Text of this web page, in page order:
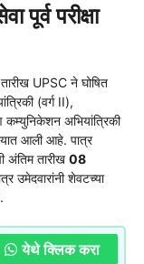
पूर्व परीक्षा
तारीख UPSC ने घोषित
(वर्ग II),
कम्युनिकेशन अभियांत्रिकी
आली आहे. पात्र
अंतिम तारीख 08
उमेदवारांनी शेवटच्या
येथे क्लिक करा